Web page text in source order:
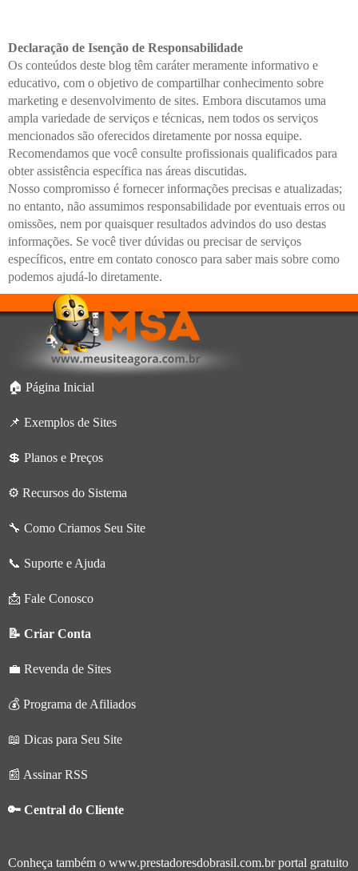
Declaração de Isenção de Responsabilidade
Os conteúdos deste blog têm caráter meramente informativo e
educativo, com o objetivo de compartilhar conhecimento sobre
marketing e desenvolvimento de sites. Embora discutamos uma
ampla variedade de serviços e técnicas, nem todos os serviços
mencionados são oferecidos diretamente por nossa equipe.
Recomendamos que você consulte profissionais qualificados para
obter assistência específica nas áreas discutidas.
Nosso compromisso é fornecer informações precisas e atualizadas;
no entanto, não assumimos responsabilidade por eventuais erros ou
omissões, nem por quaisquer resultados advindos do uso destas
informações. Se você tiver dúvidas ou precisar de serviços
específicos, entre em contato conosco para saber mais sobre como
podemos ajudá-lo diretamente.
🏠 Página Inicial
📌 Exemplos de Sites
💲 Planos e Preços
⚙️ Recursos do Sistema
🔧 Como Criamos Seu Site
📞 Suporte e Ajuda
📩 Fale Conosco
📝 Criar Conta
💼 Revenda de Sites
💰 Programa de Afiliados
📖 Dicas para Seu Site
📰 Assinar RSS
🔑 Central do Cliente
Conheça também o www.prestadoresdobrasil.com.brportal gratuito